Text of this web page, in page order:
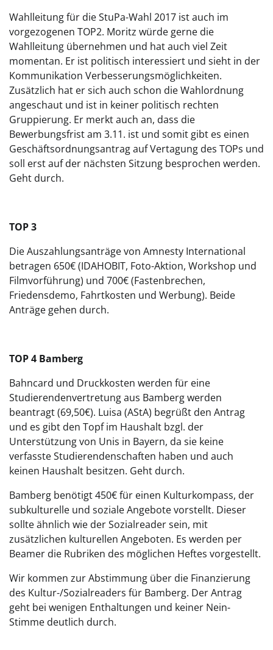
Wahlleitung für die StuPa-Wahl 2017 ist auch im
vorgezogenen TOP2. Moritz würde gerne die
Wahlleitung übernehmen und hat auch viel Zeit
momentan. Er ist politisch interessiert und sieht in der
Kommunikation Verbesserungsmöglichkeiten.
Zusätzlich hat er sich auch schon die Wahlordnung
angeschaut und ist in keiner politisch rechten
Gruppierung. Er merkt auch an, dass die
Bewerbungsfrist am 3.11. ist und somit gibt es einen
Geschäftsordnungsantrag auf Vertagung des TOPs und
soll erst auf der nächsten Sitzung besprochen werden.
Geht durch.
TOP 3
Die Auszahlungsanträge von Amnesty International
betragen 650€ (IDAHOBIT, Foto-Aktion, Workshop und
Filmvorführung) und 700€ (Fastenbrechen,
Friedensdemo, Fahrtkosten und Werbung). Beide
Anträge gehen durch.
TOP 4 Bamberg
Bahncard und Druckkosten werden für eine
Studierendenvertretung aus Bamberg werden
beantragt (69,50€). Luisa (AStA) begrüßt den Antrag
und es gibt den Topf im Haushalt bzgl. der
Unterstützung von Unis in Bayern, da sie keine
verfasste Studierendenschaften haben und auch
keinen Haushalt besitzen. Geht durch.
Bamberg benötigt 450€ für einen Kulturkompass, der
subkulturelle und soziale Angebote vorstellt. Dieser
sollte ähnlich wie der Sozialreader sein, mit
zusätzlichen kulturellen Angeboten. Es werden per
Beamer die Rubriken des möglichen Heftes vorgestellt.
Wir kommen zur Abstimmung über die Finanzierung
des Kultur-/Sozialreaders für Bamberg. Der Antrag
geht bei wenigen Enthaltungen und keiner Nein-
Stimme deutlich durch.